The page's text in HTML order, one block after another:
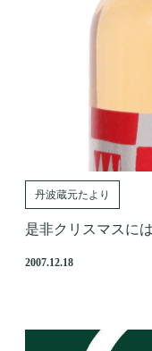
丹波蔵元たより
是非クリスマスに
2007.12.18